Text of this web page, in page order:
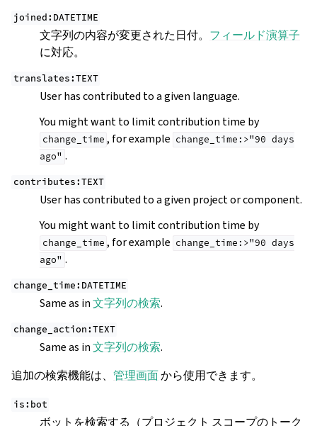
joined:DATETIME
文字列の内容が変更された日付。 フィールド演算子
に対応。
translates:TEXT
User has contributed to a given language.
You might want to limit contribution time by
change_time , for example change_time:>"90 days
ago" .
contributes:TEXT
User has contributed to a given project or component.
You might want to limit contribution time by
change_time , for example change_time:>"90 days
ago" .
change_time:DATETIME
Same as in文字列の検索.
change_action:TEXT
Same as in文字列の検索.
追加の検索機能は、 管理画面から使用できます。
is:bot
ボットを検索する（プロジェクト スコープのトーク